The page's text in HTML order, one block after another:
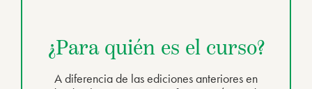
¿Para quién es el curso?
A diferencia de las ediciones anteriores en